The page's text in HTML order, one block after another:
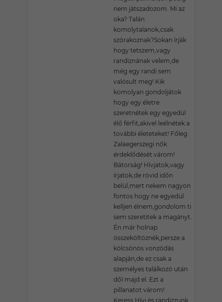
nem játszadozom. Mi az
oka? Talán
komolytalanok,csak
szórakoznak?Sokan írják
hogy tetszem,vagy
randiznának velem,de
még egy randi sem
valósult meg! Kik
komolyan gondoljátok
hogy egy életre
szeretnétek egy egyedül
élő férfit,akivel leélnétek a
további életeteket! Főleg
Zalaegerszegi nők
érdeklődését várom!
Bátorság! Hívjatok,vagy
írjatok,de rövid időn
belül,mert nekem nagyon
fontos hogy ne egyedül
kelljen élnem,gondolom ti
sem szeretitek a magányt.
Én már holnap
összeköltöznék,persze a
kölcsönös vonzódás
alapján,de ez csak a
személyes találkozó után
dől majd el. Ezt a
pillanatot várom!
Keress,Hívj,és randizzunk